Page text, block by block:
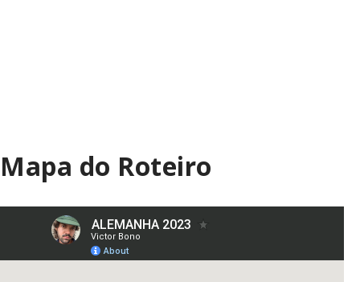
Mapa do Roteiro